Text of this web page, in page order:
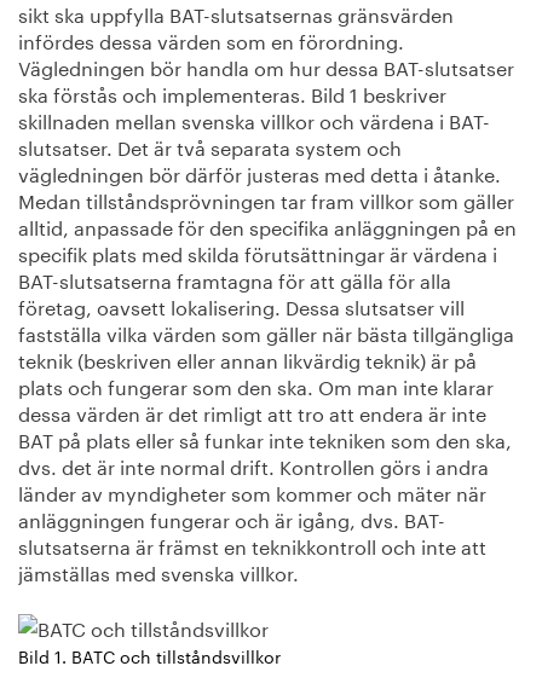
sikt ska uppfylla BAT-slutsatsernas gränsvärden
infördes dessa värden som en förordning.
Vägledningen bör handla om hur dessa BAT-slutsatser
ska förstås och implementeras. Bild 1 beskriver
skillnaden mellan svenska villkor och värdena i BAT-
slutsatser. Det är två separata system och
vägledningen bör därför justeras med detta i åtanke.
Medan tillståndsprövningen tar fram villkor som gäller
alltid, anpassade för den specifika anläggningen på en
specifik plats med skilda förutsättningar är värdena i
BAT-slutsatserna framtagna för att gälla för alla
företag, oavsett lokalisering. Dessa slutsatser vill
fastställa vilka värden som gäller när bästa tillgängliga
teknik (beskriven eller annan likvärdig teknik) är på
plats och fungerar som den ska. Om man inte klarar
dessa värden är det rimligt att tro att endera är inte
BAT på plats eller så funkar inte tekniken som den ska,
dvs. det är inte normal drift. Kontrollen görs i andra
länder av myndigheter som kommer och mäter när
anläggningen fungerar och är igång, dvs. BAT-
slutsatserna är främst en teknikkontroll och inte att
jämställas med svenska villkor.
Bild 1. BATC och tillståndsvillkor